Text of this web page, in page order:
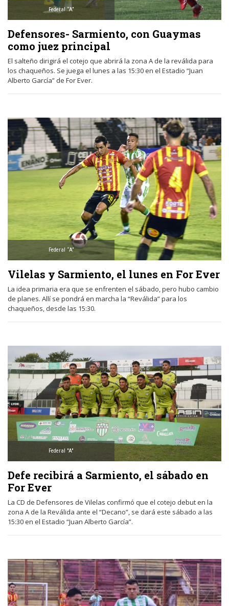
Federal “A”
Defensores- Sarmiento, con Guaymas
como juez principal
El salteño dirigirá el cotejo que abrirá la zona A de la reválida para
los chaqueños. Se juega el lunes a las 15:30 en el Estadio “Juan
Alberto García” de For Ever.
Federal “A”
Vilelas y Sarmiento, el lunes en For Ever
La idea primaria era que se enfrenten el sábado, pero hubo cambio
de planes. Allí se pondrá en marcha la “Reválida” para los
chaqueños, desde las 15:30.
Federal "A"
Defe recibirá a Sarmiento, el sábado en
For Ever
La CD de Defensores de Vilelas confirmó que el cotejo debut en la
zona A de la Reválida ante el “Decano”, se dará este sábado a las
15:30 en el Estadio “Juan Alberto García”.